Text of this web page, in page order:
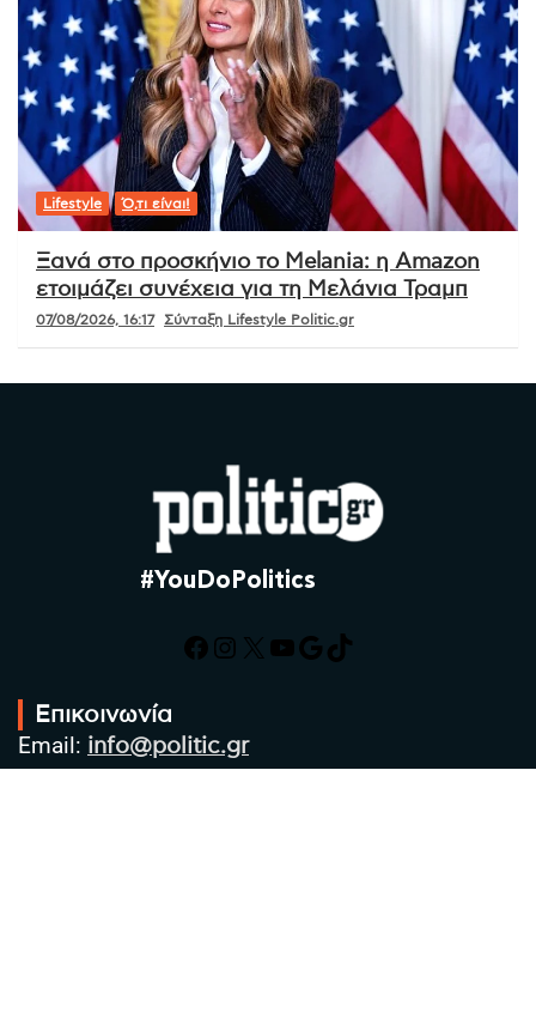
Lifestyle Ό,τι είναι!
Ξανά στο προσκήνιο το Melania: η Amazon
ετοιμάζει συνέχεια για τη Μελάνια Τραμπ
07/08/2026, 16:17 Σύνταξη Lifestyle Politic.gr
#YouDoPolitics
Facebook
Instagram
X YouTube
Google
TikTok
Επικοινωνία
Email: info@politic.gr
Τηλ: